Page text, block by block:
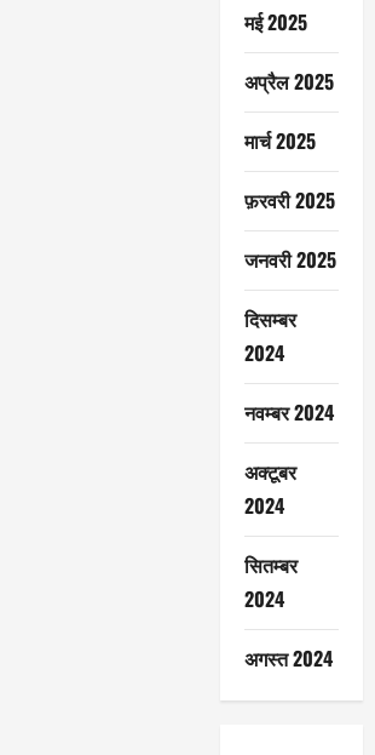
मई 2025
अप्रैल 2025
मार्च 2025
फ़रवरी 2025
जनवरी 2025
दिसम्बर
2024
नवम्बर 2024
अक्टूबर
2024
सितम्बर
2024
अगस्त 2024